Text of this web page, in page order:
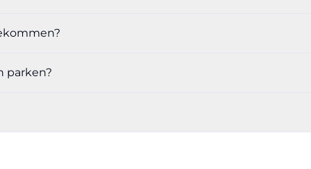
Nachfrage dreht sich um Tickets und Veranstaltungen.
das Schwerin-Ticket, das als kombinierte
in Schwerin genannt. Das ist für Besucher
der Aufenthalt so nicht erst vor Ort, sondern schon
parken?